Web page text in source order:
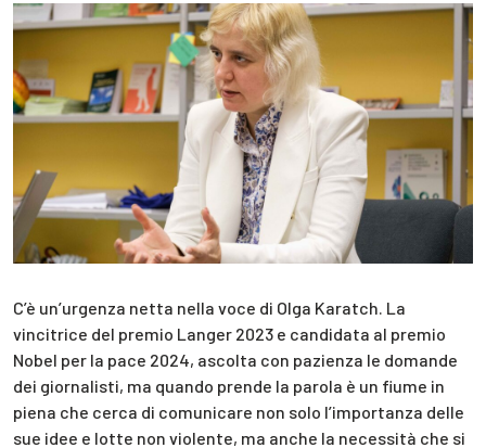
C’è un’urgenza netta nella voce di Olga Karatch. La
vincitrice del premio Langer 2023 e candidata al premio
Nobel per la pace 2024, ascolta con pazienza le domande
dei giornalisti, ma quando prende la parola è un fiume in
piena che cerca di comunicare non solo l’importanza delle
sue idee e lotte non violente, ma anche la necessità che si